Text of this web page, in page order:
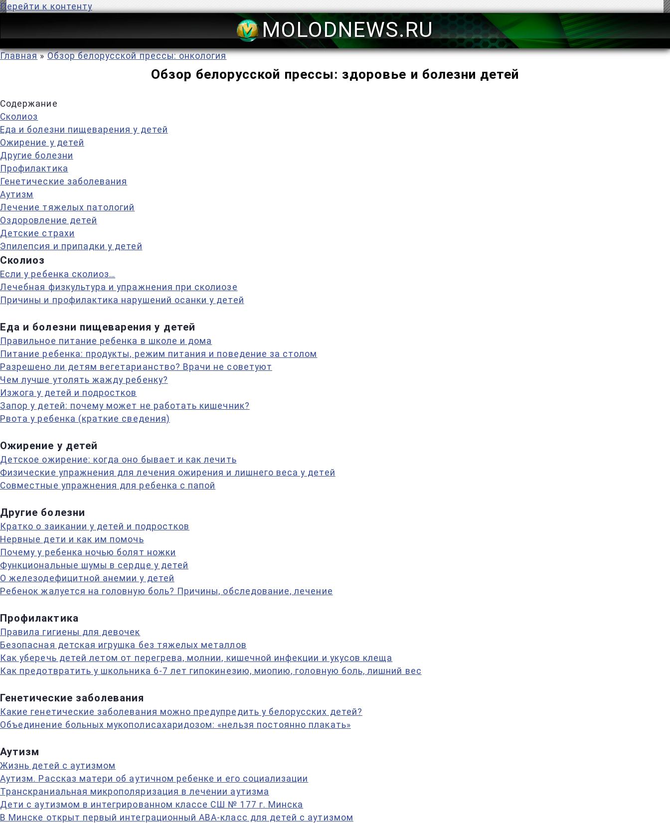
Перейти к контенту
MOLODNEWS.RU
Главная » Обзор белорусской прессы: онкология
Обзор белорусской прессы: здоровье и болезни детей
Содержание
Сколиоз
Еда и болезни пищеварения у детей
Ожирение у детей
Другие болезни
Профилактика
Генетические заболевания
Аутизм
Лечение тяжелых патологий
Оздоровление детей
Детские страхи
Эпилепсия и припадки у детей
Сколиоз
Если у ребенка сколиоз…
Лечебная физкультура и упражнения при сколиозе
Причины и профилактика нарушений осанки у детей
Еда и болезни пищеварения у детей
Правильное питание ребенка в школе и дома
Питание ребенка: продукты, режим питания и поведение за столом
Разрешено ли детям вегетарианство? Врачи не советуют
Чем лучше утолять жажду ребенку?
Изжога у детей и подростков
Запор у детей: почему может не работать кишечник?
Рвота у ребенка (краткие сведения)
Ожирение у детей
Детское ожирение: когда оно бывает и как лечить
Физические упражнения для лечения ожирения и лишнего веса у детей
Совместные упражнения для ребенка с папой
Другие болезни
Кратко о заикании у детей и подростков
Нервные дети и как им помочь
Почему у ребенка ночью болят ножки
Функциональные шумы в сердце у детей
О железодефицитной анемии у детей
Ребенок жалуется на головную боль? Причины, обследование, лечение
Профилактика
Правила гигиены для девочек
Безопасная детская игрушка без тяжелых металлов
Как уберечь детей летом от перегрева, молнии, кишечной инфекции и укусов клеща
Как предотвратить у школьника 6-7 лет гипокинезию, миопию, головную боль, лишний вес
Генетические заболевания
Какие генетические заболевания можно предупредить у белорусских детей?
Объединение больных мукополисахаридозом: «нельзя постоянно плакать»
Аутизм
Жизнь детей с аутизмом
Аутизм. Рассказ матери об аутичном ребенке и его социализации
Транскраниальная микрополяризация в лечении аутизма
Дети с аутизмом в интегрированном классе СШ № 177 г. Минска
В Минске открыт первый интеграционный АВА-класс для детей с аутизмом